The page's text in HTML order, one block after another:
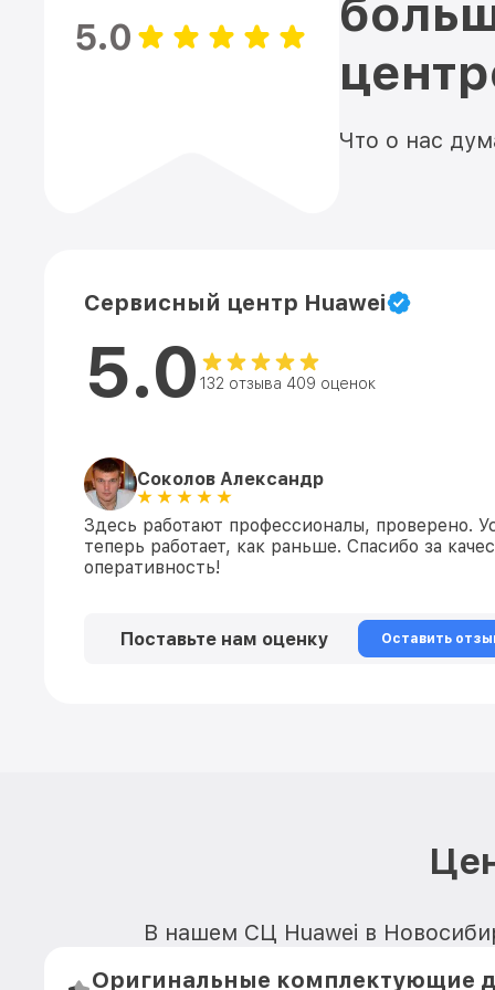
5.0
Что о нас
Сервисный центр Huawei
5.0 132 отзыва 409 оценок
Соколов Александр
Здесь работают профессионалы, проверено.
теперь работает, как раньше. Спасибо за
оперативность!
Поставьте нам оценку Оставить
В нашем СЦ Huawei в
Оригинальные комплектующие